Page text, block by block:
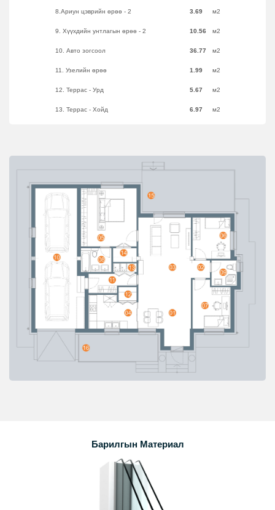
8.Ариун цэврийн өрөө - 2 3.69 м2
9. Хүүхдийн унтлагын өрөө - 2 10.56 м2
10. Авто зогсоол 36.77 м2
11. Узелийн өрөө 1.99 м2
12. Террас - Урд 5.67 м2
13. Террас - Хойд 6.97 м2
Барилгын Материал